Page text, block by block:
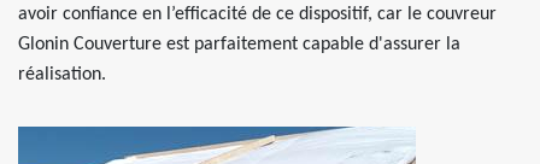
avoir confiance en l’efficacité de ce dispositif, car le couvreur
Glonin Couverture est parfaitement capable d'assurer la
réalisation.